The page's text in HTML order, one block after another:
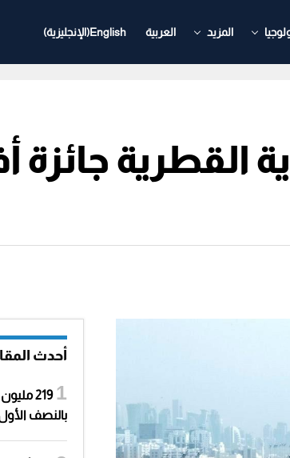
المزيد العربية English
(الإنجليزية)
القطرية
أحدث
219
بالنصف الأول